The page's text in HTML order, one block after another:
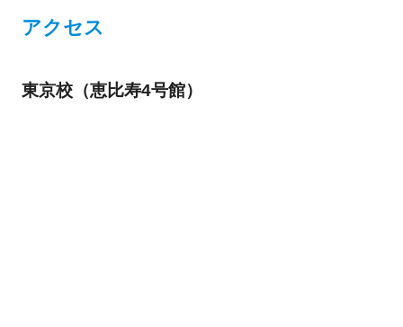
アクセス
東京校（恵比寿4号館）